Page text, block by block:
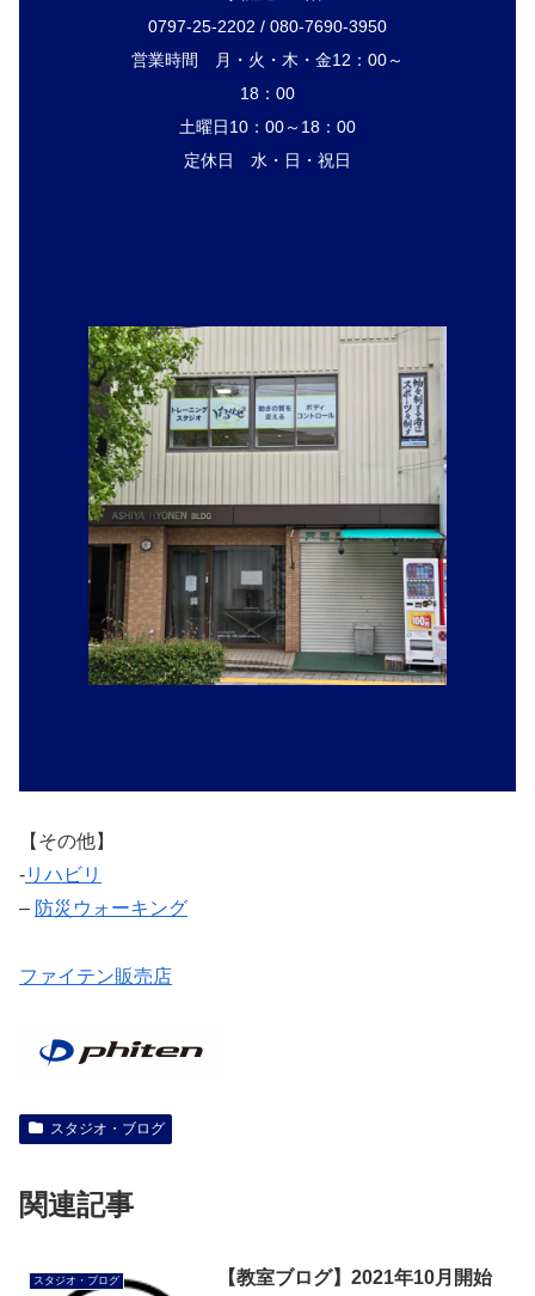
0797-25-2202 / 080-7690-3950
営業時間 月・火・木・金12：00～
18：00
土曜日10：00～18：00
定休日 水・日・祝日
【その他】
‐リハビリ
– 防災ウォーキング
ファイテン販売店
スタジオ・ブログ
関連記事
スタジオ・ブログ 【教室ブログ】2021年10月開始